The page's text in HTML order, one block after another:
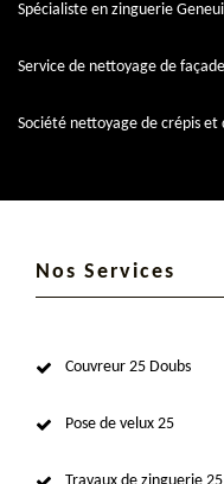
Spécialiste en zinguerie
Service de nettoyage de
Société nettoyage de crépis
Nos Services
Couvreur 25 Doubs
Pose de velux 25